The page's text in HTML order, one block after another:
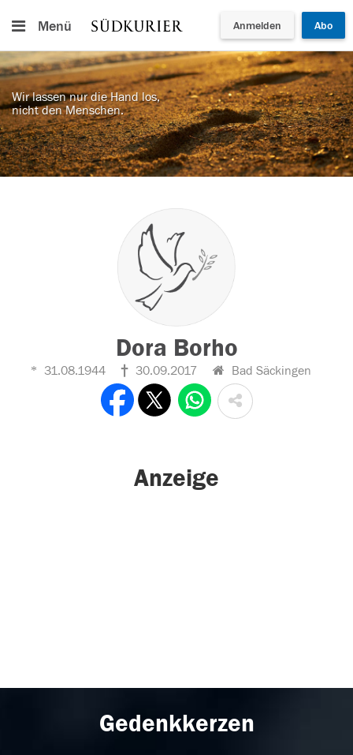
Menü Anmelden Abo
Wir lassen nur die Hand los,
nicht den Menschen.
Dora Borho
31.08.1944 30.09.2017 Bad Säckingen
Anzeige
Gedenkkerzen